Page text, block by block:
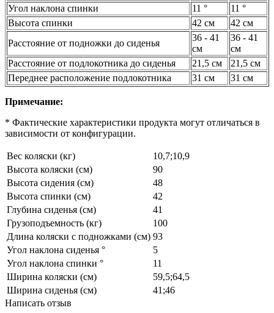
Угол наклона спинки
11 °
11 °
Высота спинки
42 см
42 см
Расстояние от подножки до сиденья
36 - 41
см
36 - 41
см
Расстояние от подлокотника до сиденья
21,5 см
21,5 см
Переднее расположение подлокотника
31 см 31 см
Примечание:
* Фактические характеристики продукта могут отличаться в
зависимости от конфигурации.
Вес коляски (кг)
10,7;10,9
Высота коляски (см)
90
Высота сидения (см)
48
Высота спинки (см)
42
Глубина сиденья (см)
41
Грузоподъемность (кг)
100
Длина коляски с подножками (см) 93
Угол наклона сиденья °
5
Угол наклона спинки °
11
Ширина коляски (см)
59,5;64,5
Ширина сиденья (см)
41;46
Написать отзыв